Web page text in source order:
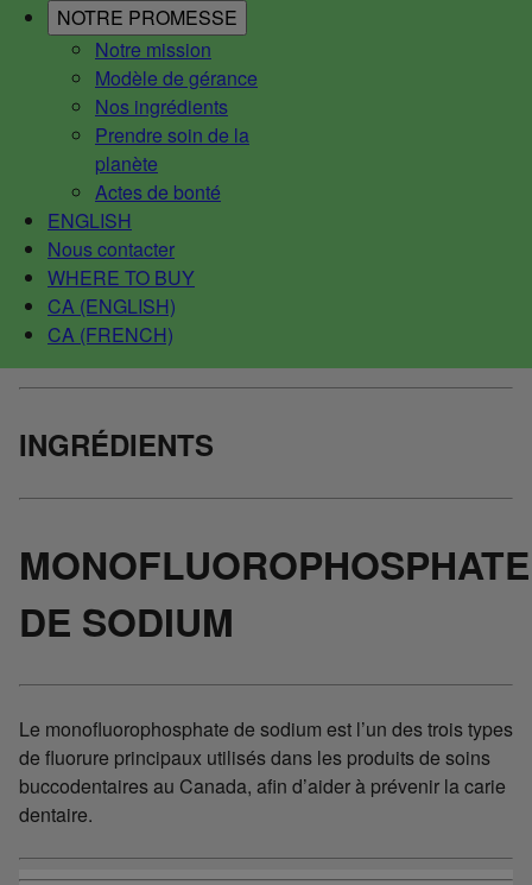
NOTRE PROMESSE
Notre mission
Modèle de gérance
Nos ingrédients
Prendre soin de la
planète
Actes de bonté
ENGLISH
Nous contacter
WHERE TO BUY
CA (ENGLISH)
CA (FRENCH)
INGRÉDIENTS
MONOFLUOROPHOSPHATE
DE SODIUM
Le monofluorophosphate de sodium est l’un des trois types
de fluorure principaux utilisés dans les produits de soins
buccodentaires au Canada, afin d’aider à prévenir la carie
dentaire.